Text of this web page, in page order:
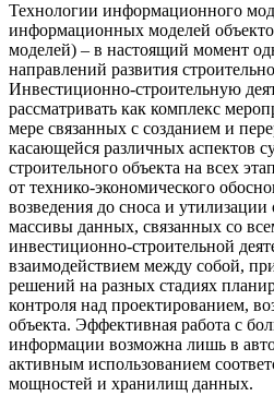
Технологии информационного
информационных моделей
моделей) – в настоящий момент
направлений развития
Инвестиционно-строительную
рассматривать как комплекс
мере связанных с созданием и
касающейся различных аспектов
строительного объекта на всех
от технико-экономического
возведения до сноса и
массивы данных, связанных со
инвестиционно-строительной
взаимодействием между собой,
решений на разных стадиях
контроля над проектированием,
объекта. Эффективная работа с
информации возможна лишь в
активным использованием
мощностей и хранилищ данных.